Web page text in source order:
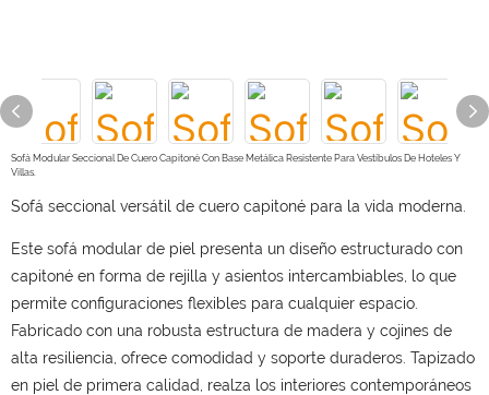
Sofá Modular Seccional De Cuero Capitoné Con Base Metálica Resistente Para Vestíbulos De Hoteles Y
Villas.
Sofá seccional versátil de cuero capitoné para la vida moderna.
Este sofá modular de piel presenta un diseño estructurado con
capitoné en forma de rejilla y asientos intercambiables, lo que
permite configuraciones flexibles para cualquier espacio.
Fabricado con una robusta estructura de madera y cojines de
alta resiliencia, ofrece comodidad y soporte duraderos. Tapizado
en piel de primera calidad, realza los interiores contemporáneos